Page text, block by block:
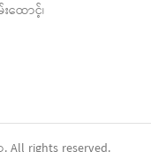
ောင့်၊